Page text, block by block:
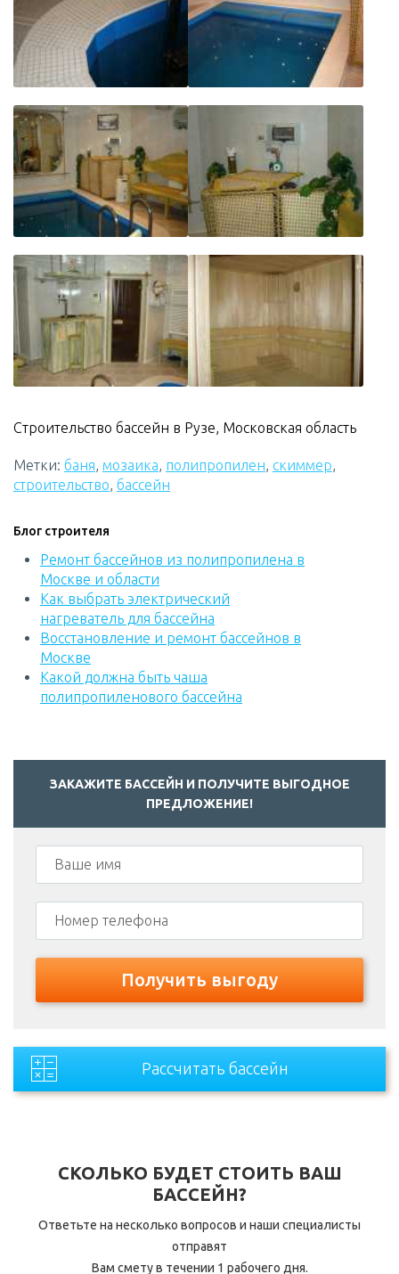
Строительство бассейн в Рузе, Московская область
Метки: баня, мозаика, полипропилен, скиммер,
строительство, бассейн
Блог строителя
Ремонт бассейнов из полипропилена в
Москве и области
Как выбрать электрический
нагреватель для бассейна
Восстановление и ремонт бассейнов в
Москве
Какой должна быть чаша
полипропиленового бассейна
ЗАКАЖИТЕ БАССЕЙН И ПОЛУЧИТЕ ВЫГОДНОЕ
ПРЕДЛОЖЕНИЕ!
Рассчитать бассейн
СКОЛЬКО БУДЕТ СТОИТЬ ВАШ
БАССЕЙН?
Ответьте на несколько вопросов и наши специалисты
отправят
Вам смету в течении 1 рабочего дня.